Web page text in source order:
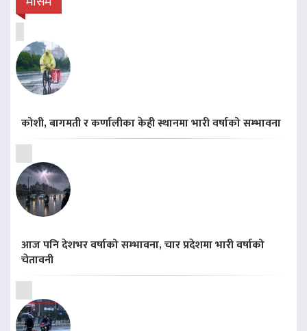
कोशी, बागमती र कर्णालीका केही स्थानमा भारी वर्षाको सम्भावना
आज पनि देशभर वर्षाको सम्भावना, चार प्रदेशमा भारी वर्षाको
चेतावनी